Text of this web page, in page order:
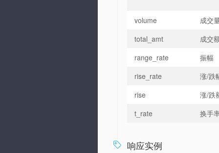
volume
成交
total_amt
成交
range_rate
振幅
rise_rate
涨/跌
rise
涨/跌
t_rate
换手
 响应实例